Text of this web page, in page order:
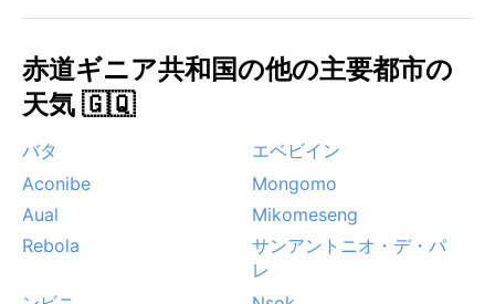
ラ砂漠からの乾燥した風が稀に吹き、視界がかすむこ
とがある。気候は「常夏」だが、雨の降り方にメリハ
リがある街だ。
赤道ギニア共和国の他の主要都市の
天気 🇬🇶
バタ
エベビイン
Aconibe
Mongomo
Aual
Mikomeseng
Rebola
サンアントニオ・デ・パ
レ